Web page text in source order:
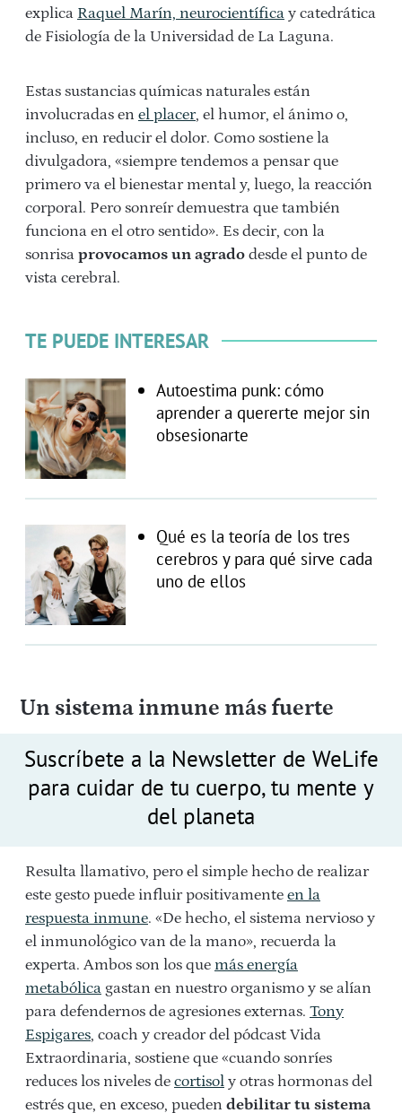
explica Raquel Marín, neurocientífica y catedrática
de Fisiología de la Universidad de La Laguna.
Estas sustancias químicas naturales están
involucradas en el placer, el humor, el ánimo o,
incluso, en reducir el dolor. Como sostiene la
divulgadora, «siempre tendemos a pensar que
primero va el bienestar mental y, luego, la reacción
corporal. Pero sonreír demuestra que también
funciona en el otro sentido». Es decir, con la
sonrisa provocamos un agrado desde el punto de
vista cerebral.
TE PUEDE INTERESAR
Autoestima punk: cómo
aprender a quererte mejor sin
obsesionarte
Qué es la teoría de los tres
cerebros y para qué sirve cada
uno de ellos
Un sistema inmune más fuerte
Suscríbete a la Newsletter de WeLife
para cuidar de tu cuerpo, tu mente y
del planeta
Resulta llamativo, pero el simple hecho de realizar
este gesto puede influir positivamente en la
respuesta inmune. «De hecho, el sistema nervioso y
el inmunológico van de la mano», recuerda la
experta. Ambos son los que más energía
metabólica gastan en nuestro organismo y se alían
para defendernos de agresiones externas. Tony
Espigares, coach y creador del pódcast Vida
Extraordinaria, sostiene que «cuando sonríes
reduces los niveles de cortisol y otras hormonas del
estrés que, en exceso, pueden debilitar tu sistema